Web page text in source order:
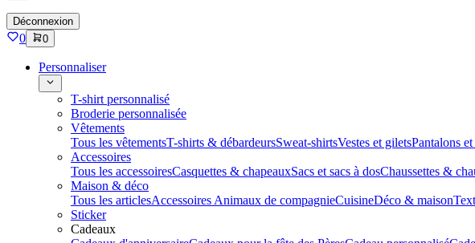
Déconnexion
0 0
Personnaliser
T-shirt personnalisé
Broderie personnalisée
Vêtements
Tous les vêtementsT-shirts & débardeursSweat-shirtsVestes et giletsPantalons
Accessoires
Tous les accessoiresCasquettes & chapeauxSacs et sacs à dosChaussettes &
Maison & déco
Tous les articlesAccessoires Animaux de compagnieCuisineDéco & maison
Sticker
Cadeaux